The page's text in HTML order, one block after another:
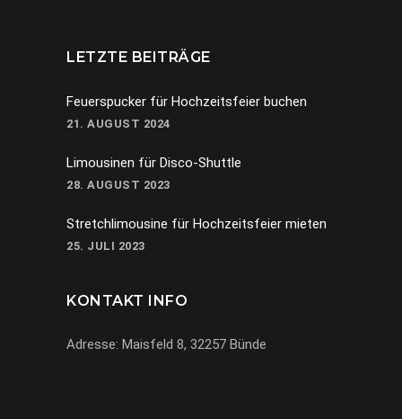
LETZTE BEITRÄGE
Feuerspucker für Hochzeitsfeier buchen
21. AUGUST 2024
Limousinen für Disco-Shuttle
28. AUGUST 2023
Stretchlimousine für Hochzeitsfeier mieten
25. JULI 2023
KONTAKT INFO
Adresse: Maisfeld 8, 32257 Bünde